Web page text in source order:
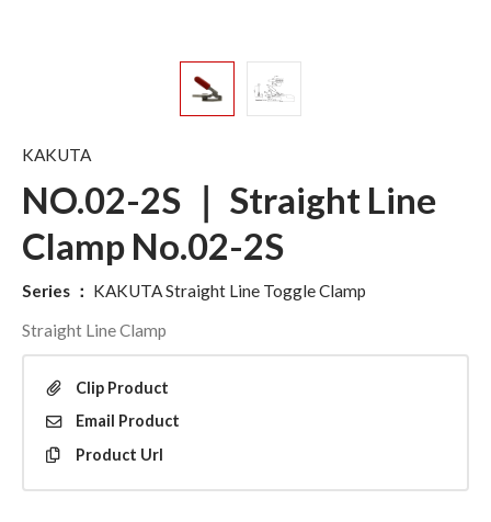
KAKUTA
NO.02-2S ｜ Straight Line
Clamp No.02-2S
Series ： KAKUTA Straight Line Toggle Clamp
Straight Line Clamp
Clip Product
Email Product
Product Url